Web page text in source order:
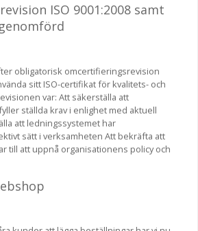
ISO 9001:2008 samt
obligatorisk omcertifieringsrevision
sitt ISO-certifikat för kvalitets- och
var: Att säkerställa att
ställda krav i enlighet med aktuell
att ledningssystemet har
sätt i verksamheten Att bekräfta att
till att uppnå organisationens policy och